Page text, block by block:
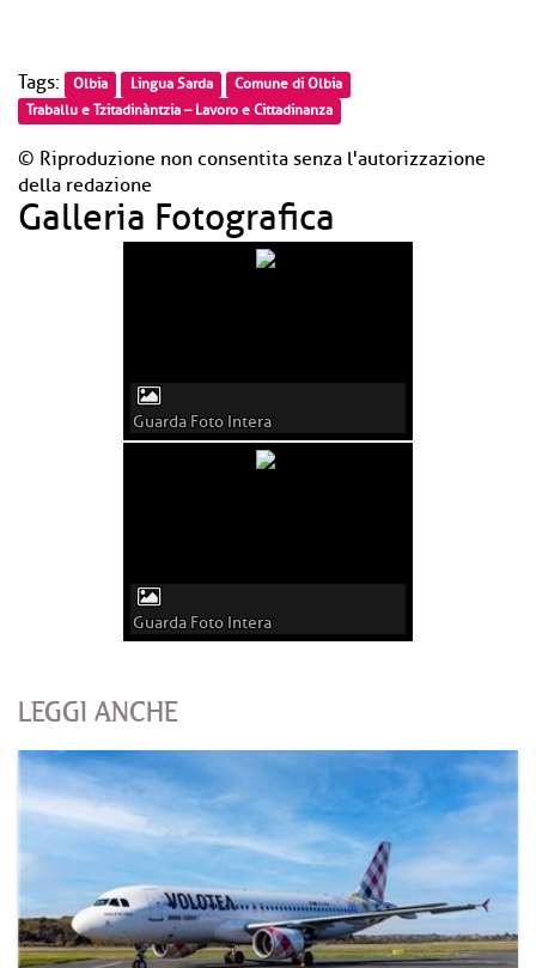
Tags: Olbia Lingua Sarda
Comune di Olbia
Traballu e Tzitadinàntzia – Lavoro e Cittadinanza
© Riproduzione non consentita senza l'autorizzazione
della redazione
Galleria Fotografica
Guarda Foto Intera
Guarda Foto Intera
LEGGI ANCHE